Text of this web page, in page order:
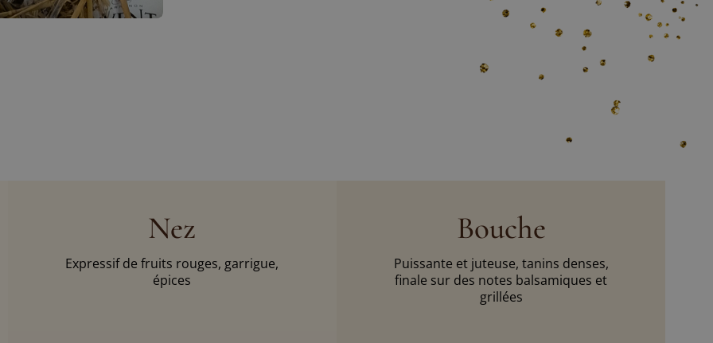
Nez
Expressif de fruits rouges, garrigue,
épices
Bouche
Puissante et juteuse, tanins denses,
finale sur des notes balsamiques et
grillées